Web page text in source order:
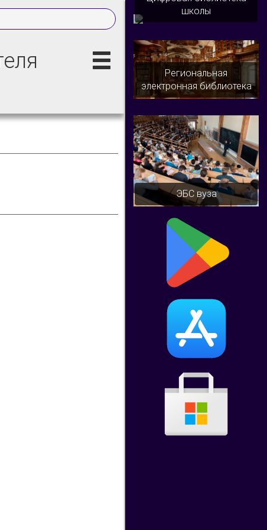
школы
Региональная
электронная библиотека
ЭБС вуза